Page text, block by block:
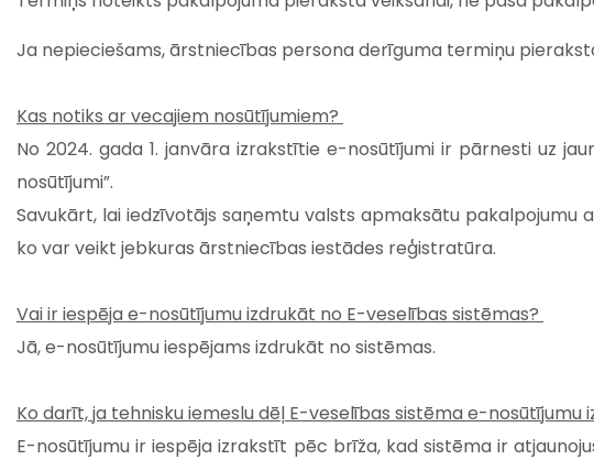
Ja nepieciešams, ārstniecības persona derīguma termiņu
Kas notiks ar vecajiem nosūtījumiem?
No 2024. gada 1. janvāra izrakstītie e-nosūtījumi ir pārnesti uz
nosūtījumi”.
Savukārt, lai iedzīvotājs saņemtu valsts apmaksātu
ko var veikt jebkuras ārstniecības iestādes reģistratūra.
Vai ir iespēja e-nosūtījumu izdrukāt no E-veselības sistēmas?
Jā, e-nosūtījumu iespējams izdrukāt no sistēmas.
Ko darīt, ja tehnisku iemeslu dēļ E-veselības sistēma e-nosūtījumu
E-nosūtījumu ir iespēja izrakstīt pēc brīža, kad sistēma ir